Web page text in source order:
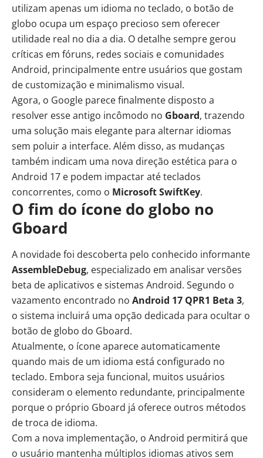
utilizam apenas um idioma no teclado, o botão de
globo ocupa um espaço precioso sem oferecer
utilidade real no dia a dia. O detalhe sempre gerou
críticas em fóruns, redes sociais e comunidades
Android, principalmente entre usuários que gostam
de customização e minimalismo visual.
Agora, o Google parece finalmente disposto a
resolver esse antigo incômodo no Gboard, trazendo
uma solução mais elegante para alternar idiomas
sem poluir a interface. Além disso, as mudanças
também indicam uma nova direção estética para o
Android 17 e podem impactar até teclados
concorrentes, como o Microsoft SwiftKey.
O fim do ícone do globo no
Gboard
A novidade foi descoberta pelo conhecido informante
AssembleDebug, especializado em analisar versões
beta de aplicativos e sistemas Android. Segundo o
vazamento encontrado no Android 17 QPR1 Beta 3,
o sistema incluirá uma opção dedicada para ocultar o
botão de globo do Gboard.
Atualmente, o ícone aparece automaticamente
quando mais de um idioma está configurado no
teclado. Embora seja funcional, muitos usuários
consideram o elemento redundante, principalmente
porque o próprio Gboard já oferece outros métodos
de troca de idioma.
Com a nova implementação, o Android permitirá que
o usuário mantenha múltiplos idiomas ativos sem